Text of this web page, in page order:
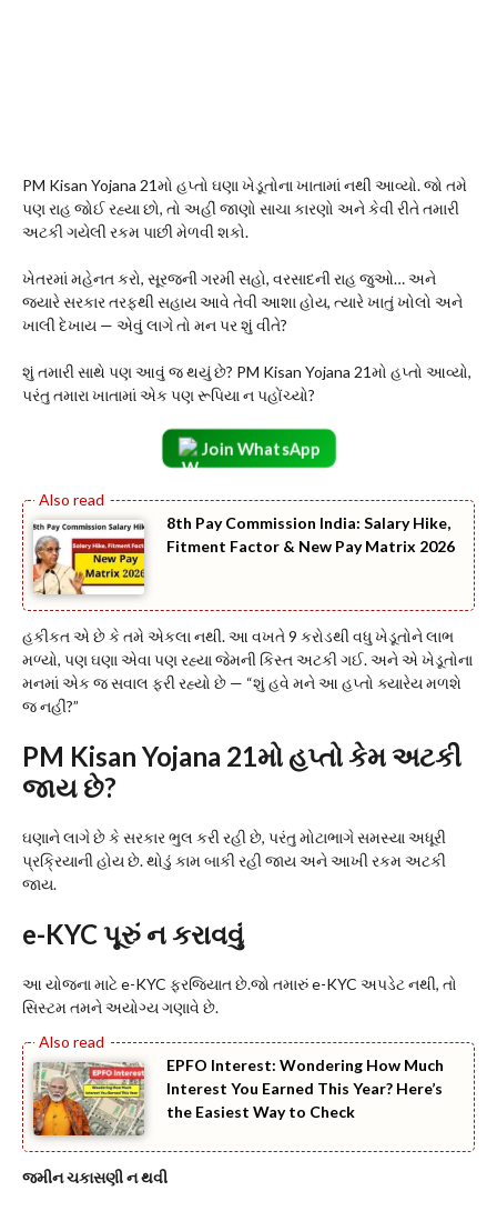
PM Kisan Yojana 21મો હપ્તો ઘણા ખેડૂતોના ખાતામાં નથી આવ્યો. જો તમે
પણ રાહ જોઈ રહ્યા છો, તો અહીં જાણો સાચા કારણો અને કેવી રીતે તમારી
અટકી ગયેલી રકમ પાછી મેળવી શકો.
ખેતરમાં મહેનત કરો, સૂરજની ગરમી સહો, વરસાદની રાહ જુઓ… અને
જ્યારે સરકાર તરફથી સહાય આવે તેવી આશા હોય, ત્યારે ખાતું ખોલો અને
ખાલી દેખાય — એવું લાગે તો મન પર શું વીતે?
શું તમારી સાથે પણ આવું જ થયું છે? PM Kisan Yojana 21મો હપ્તો આવ્યો,
પરંતુ તમારા ખાતામાં એક પણ રૂપિયા ન પહોંચ્યો?
Join WhatsApp
8th Pay Commission India: Salary Hike,
Fitment Factor & New Pay Matrix 2026
હકીકત એ છે કે તમે એકલા નથી. આ વખતે 9 કરોડથી વધુ ખેડૂતોને લાભ
મળ્યો, પણ ઘણા એવા પણ રહ્યા જેમની કિસ્ત અટકી ગઈ. અને એ ખેડૂતોના
મનમાં એક જ સવાલ ફરી રહ્યો છે — “શું હવે મને આ હપ્તો ક્યારેય મળશે
જ નહીં?”
PM Kisan Yojana 21મો હપ્તો કેમ અટકી
જાય છે?
ઘણાને લાગે છે કે સરકાર ભુલ કરી રહી છે, પરંતુ મોટાભાગે સમસ્યા અધૂરી
પ્રક્રિયાની હોય છે. થોડું કામ બાકી રહી જાય અને આખી રકમ અટકી
જાય.
e-KYC પૂરું ન કરાવવું
આ યોજના માટે e-KYC ફરજિયાત છે.જો તમારું e-KYC અપડેટ નથી, તો
સિસ્ટમ તમને અયોગ્ય ગણાવે છે.
EPFO Interest: Wondering How Much
Interest You Earned This Year? Here’s
the Easiest Way to Check
જમીન ચકાસણી ન થવી